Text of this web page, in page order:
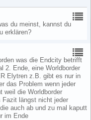
du meinst, kannst du
erklären?
was die Endcity betrifft
2. Ende, eine Worldborder
Elytren z.B. gibt es nur in
das Problem wenn jeder
weil die Worldborder
Fazit längst nicht jeder
auch ab und zu mal kaputt
im Ende